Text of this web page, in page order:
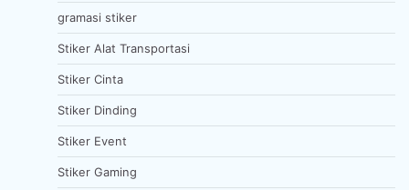
gramasi stiker
Stiker Alat Transportasi
Stiker Cinta
Stiker Dinding
Stiker Event
Stiker Gaming